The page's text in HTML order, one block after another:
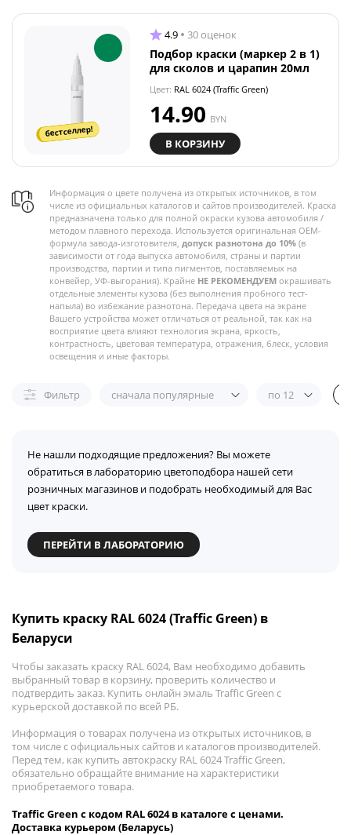
бестселлер!
4.9 30 оценок
Подбор краски (маркер 2 в 1)
для сколов и царапин 20мл
Цвет: RAL 6024 (Traffic Green)
14.90 BYN
В КОРЗИНУ
Информация о цвете получена из открытых источников, в том
числе из официальных каталогов и сайтов производителей. Краска
предназначена только для полной окраски кузова автомобиля /
методом плавного перехода. Используется оригинальная OEM-
формула завода-изготовителя, допуск разнотона до 10% (в
зависимости от года выпуска автомобиля, страны и партии
производства, партии и типа пигментов, поставляемых на
конвейер, УФ-выгорания). Крайне НЕ РЕКОМЕНДУЕМ окрашивать
отдельные элементы кузова (без выполнения пробного тест-
напыла) во избежание разнотона. Передача цвета на экране
Вашего устройства может отличаться от реальной, так как на
восприятие цвета влияют технология экрана, яркость,
контрастность, цветовая температура, отражения, блеск, условия
освещения и иные факторы.
Фильтр сначала популярные по 12
Не нашли подходящие предложения? Вы можете
обратиться в лабораторию цветоподбора нашей сети
розничных магазинов и подобрать необходимый для Вас
цвет краски.
ПЕРЕЙТИ В ЛАБОРАТОРИЮ
Купить краску RAL 6024 (Traffic Green) в
Беларуси
Чтобы заказать краску RAL 6024, Вам необходимо добавить
выбранный товар в корзину, проверить количество и
подтвердить заказ. Купить онлайн эмаль Traffic Green с
курьерской доставкой по всей РБ.
Информация о товарах получена из открытых источников, в
том числе с официальных сайтов и каталогов производителей.
Перед тем, как купить автокраску RAL 6024 Traffic Green,
обязательно обращайте внимание на характеристики
приобретаемого товара.
Traffic Green с кодом RAL 6024 в каталоге с ценами.
Доставка курьером (Беларусь)